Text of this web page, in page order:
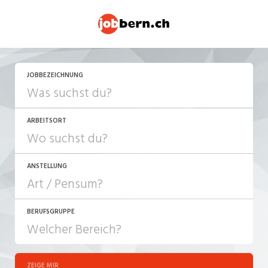
JOBBEZEICHNUNG
ARBEITSORT
ANSTELLUNG
JOB-TYP
Festanstellung
BERUFSGRUPPE
ZEIGE MIR